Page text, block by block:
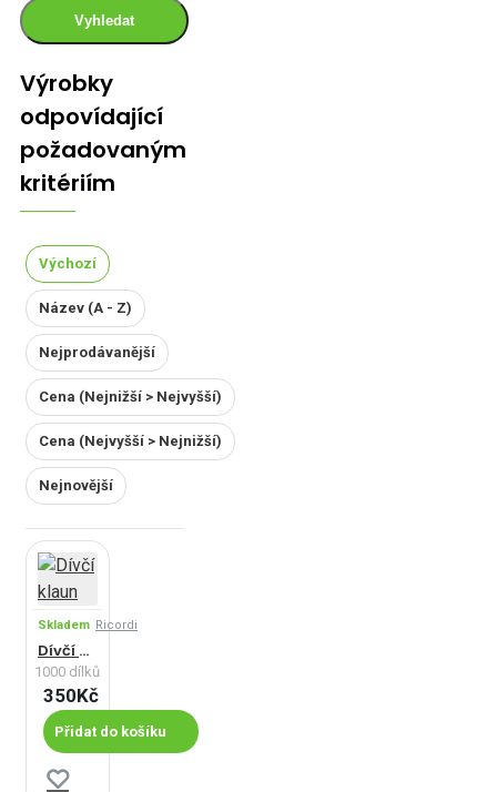
Vyhledat
Výrobky
odpovídající
požadovaným
kritériím
Výchozí
Název (A - Z)
Nejprodávanější
Cena (Nejnižší > Nejvyšší)
Cena (Nejvyšší > Nejnižší)
Nejnovější
Skladem Ricordi
Dívčí klaun
1000 dílků
350Kč
Přidat do košíku